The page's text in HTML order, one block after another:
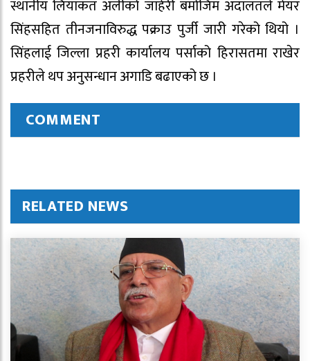
स्थानीय लियाकत अलीको जाहेरी बमोजिम अदालतले मेयर
सिंहसहित तीनजनाविरुद्ध पक्राउ पुर्जी जारी गरेको थियो ।
सिंहलाई जिल्ला प्रहरी कार्यालय पर्साको हिरासतमा राखेर
प्रहरीले थप अनुसन्धान अगाडि बढाएको छ ।
COMMENT
RELATED NEWS